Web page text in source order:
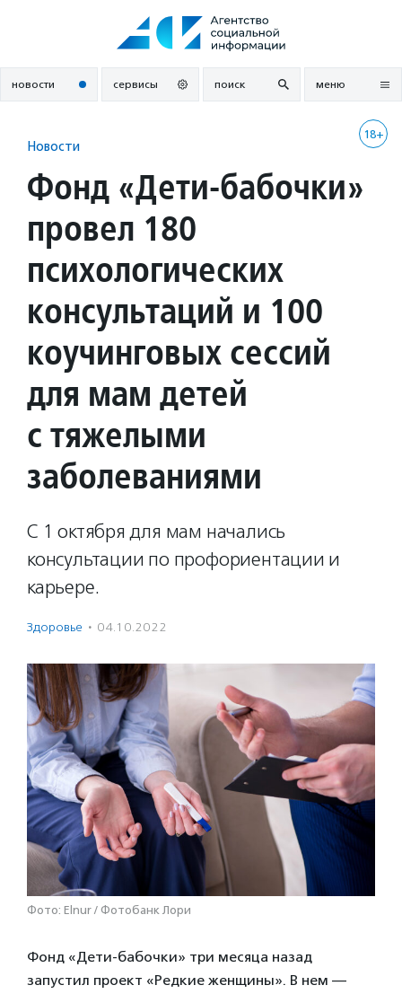
новости сервисы поиск меню
18+
Новости
Фонд «Дети-бабочки»
провел 180
психологических
консультаций и 100
коучинговых сессий
для мам детей
с тяжелыми
заболеваниями
С 1 октября для мам начались
консультации по профориентации и
карьере.
Здоровье · 04.10.2022
Фото: Elnur / Фотобанк Лори
Фонд «Дети-бабочки» три месяца назад
запустил проект «Редкие женщины». В нем —